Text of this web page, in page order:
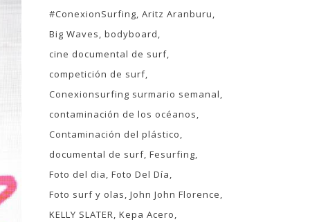
#ConexionSurfing Aritz Aranburu
Big Waves bodyboard
cine documental de surf
competición de surf
Conexionsurfing surmario semanal
contaminación de los océanos
Contaminación del plástico
documental de surf Fesurfing
Foto del dia Foto Del Día
Foto surf y olas John John Florence
KELLY SLATER Kepa Acero